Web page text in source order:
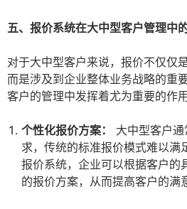
五、报价系统在大中型客户管理中
对于大中型客户来说，报价不仅仅
而是涉及到企业整体业务战略的重
客户的管理中发挥着尤为重要的作用
个性化报价方案：
大中型客户
求，传统的标准报价模式难以满
报价系统，企业可以根据客户的
的报价方案，从而提高客户的满